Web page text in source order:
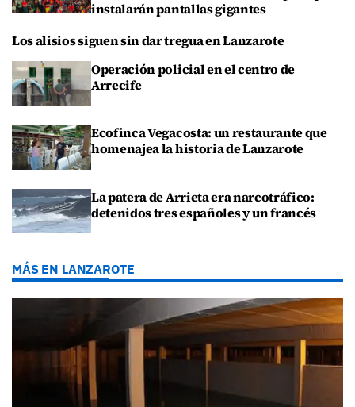
instalarán pantallas gigantes
Los alisios siguen sin dar tregua en Lanzarote
Operación policial en el centro de
Arrecife
Ecofinca Vegacosta: un restaurante que
homenajea la historia de Lanzarote
La patera de Arrieta era narcotráfico:
detenidos tres españoles y un francés
MÁS EN LANZAROTE